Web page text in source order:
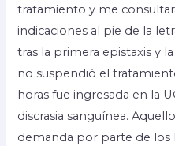
tratamiento y me
indicaciones al pie de la
tras la primera epistaxis y
no suspendió el
horas fue ingresada en la
discrasia sanguínea.
demanda por parte de los